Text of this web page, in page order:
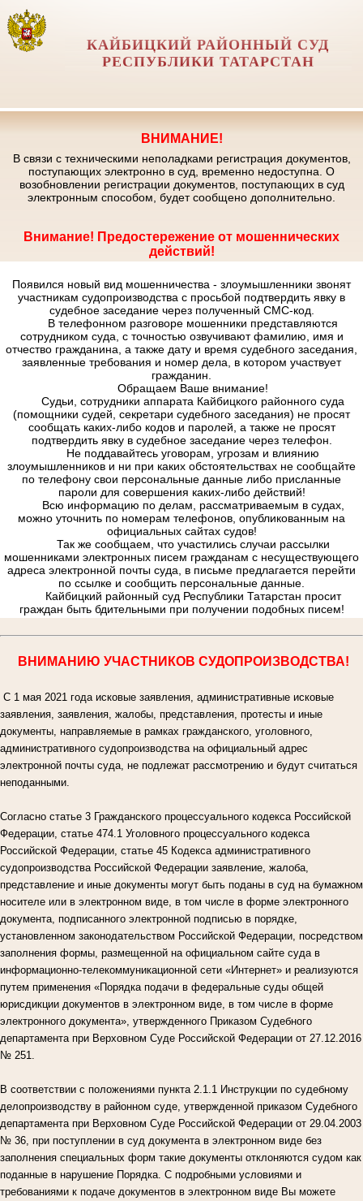
КАЙБИЦКИЙ РАЙОННЫЙ СУД
РЕСПУБЛИКИ ТАТАРСТАН
ВНИМАНИЕ!
В связи с техническими неполадками регистрация документов,
поступающих электронно в суд, временно недоступна. О
возобновлении регистрации документов, поступающих в суд
электронным способом, будет сообщено дополнительно.
Внимание! Предостережение от мошеннических
действий!
Появился новый вид мошенничества - злоумышленники звонят
участникам судопроизводства с просьбой подтвердить явку в
судебное заседание через полученный СМС-код.
В телефонном разговоре мошенники представляются
сотрудником суда, с точностью озвучивают фамилию, имя и
отчество гражданина, а также дату и время судебного заседания,
заявленные требования и номер дела, в котором участвует
гражданин.
Обращаем Ваше внимание!
Судьи, сотрудники аппарата Кайбицкого районного суда
(помощники судей, секретари судебного заседания) не просят
сообщать каких-либо кодов и паролей, а также не просят
подтвердить явку в судебное заседание через телефон.
Не поддавайтесь уговорам, угрозам и влиянию
злоумышленников и ни при каких обстоятельствах не сообщайте
по телефону свои персональные данные либо присланные
пароли для совершения каких-либо действий!
Всю информацию по делам, рассматриваемым в судах,
можно уточнить по номерам телефонов, опубликованным на
официальных сайтах судов!
Так же сообщаем, что участились случаи рассылки
мошенниками электронных писем гражданам с несуществующего
адреса электронной почты суда, в письме предлагается перейти
по ссылке и сообщить персональные данные.
Кайбицкий районный суд Республики Татарстан просит
граждан быть бдительными при получении подобных писем!
ВНИМАНИЮ УЧАСТНИКОВ СУДОПРОИЗВОДСТВА!
С 1 мая 2021 года исковые заявления, административные исковые
заявления, заявления, жалобы, представления, протесты и иные
документы, направляемые в рамках гражданского, уголовного,
административного судопроизводства на официальный адрес
электронной почты суда, не подлежат рассмотрению и будут считаться
неподанными.
Согласно статье 3 Гражданского процессуального кодекса Российской
Федерации, статье 474.1 Уголовного процессуального кодекса
Российской Федерации, статье 45 Кодекса административного
судопроизводства Российской Федерации заявление, жалоба,
представление и иные документы могут быть поданы в суд на бумажном
носителе или в электронном виде, в том числе в форме электронного
документа, подписанного электронной подписью в порядке,
установленном законодательством Российской Федерации, посредством
заполнения формы, размещенной на официальном сайте суда в
информационно-телекоммуникационной сети «Интернет» и реализуются
путем применения «Порядка подачи в федеральные суды общей
юрисдикции документов в электронном виде, в том числе в форме
электронного документа», утвержденного Приказом Судебного
департамента при Верховном Суде Российской Федерации от 27.12.2016
№ 251.
В соответствии с положениями пункта 2.1.1 Инструкции по судебному
делопроизводству в районном суде, утвержденной приказом Судебного
департамента при Верховном Суде Российской Федерации от 29.04.2003
№ 36, при поступлении в суд документа в электронном виде без
заполнения специальных форм такие документы отклоняются судом как
поданные в нарушение Порядка. С подробными условиями и
требованиями к подаче документов в электронном виде Вы можете